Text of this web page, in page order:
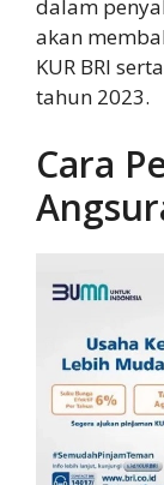
dalam
akan
KUR BRI
tahun 2023.
Cara